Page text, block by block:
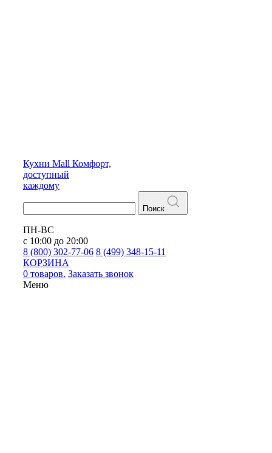
Кухни Mall Комфорт,
доступный
каждому
Поиск
ПН-ВС
с 10:00 до 20:00
8 (800) 302-77-06 8 (499) 348-15-11
КОРЗИНА
0 товаров. Заказать звонок
Меню